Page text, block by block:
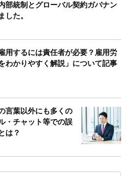
部統制とグローバル契約ガバナン
した。
用するには責任者が必要？雇用労
わかりやすく解説」について記事
言葉以外にも多くの
・チャット等での誤
は？